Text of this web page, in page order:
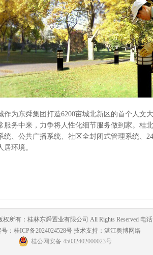
东舜集团打造6200亩城北新区的首个人文
服务中来，力争将人性化细节服务做到家。桂
统、公共广播系统、社区全封闭式管理系统、
环境。
权所有：桂林东舜置业有限公司 All Rights Reserved 电
： 桂ICP备2024024528号 技术支持： 湛江奥博网络
桂公网安备 45032402000023号